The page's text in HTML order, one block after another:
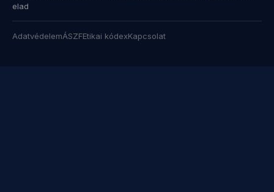
elad
AdatvédelemÁSZFEtikai kódexKapcsolat